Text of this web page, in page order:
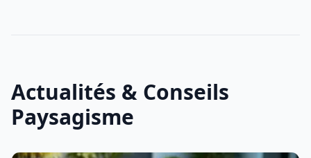
Actualités & Conseils
Paysagisme